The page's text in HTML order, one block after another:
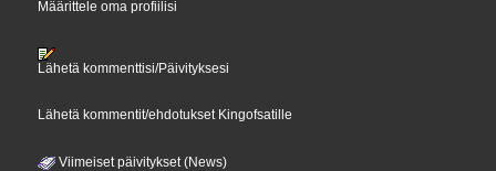
Määrittele oma profiilisi
Lähetä kommenttisi/Päivityksesi
Lähetä kommentit/ehdotukset Kingofsatille
Viimeiset päivitykset (News)